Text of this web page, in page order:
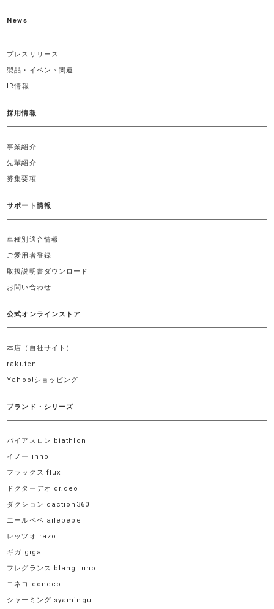
News
プレスリリース
製品・イベント関連
IR情報
採用情報
事業紹介
先輩紹介
募集要項
サポート情報
車種別適合情報
ご愛用者登録
取扱説明書ダウンロード
お問い合わせ
公式オンラインストア
本店（自社サイト）
rakuten
Yahoo!ショッピング
ブランド・シリーズ
バイアスロン biathlon
イノー inno
フラックス flux
ドクターデオ dr.deo
ダクション daction360
エールベベ ailebebe
レッツオ razo
ギガ giga
フレグランス blang luno
コネコ coneco
シャーミング syamingu